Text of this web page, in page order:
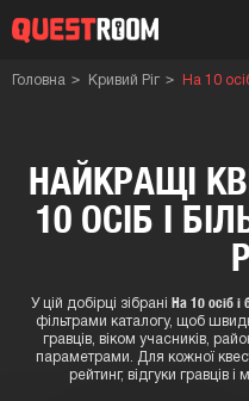
Головна Кривий Ріг На 10
НАЙКРАЩІ
10 ОСІБ І
У цій добірці зібрані На 10 осіб і
фільтрами каталогу, щоб
гравців, віком учасників,
параметрами. Для кожної
рейтинг, відгуки гравців